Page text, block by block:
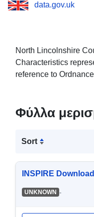
data.gov.uk
North Lincolnshire
Characteristics
reference to
Φύλλα
Sort
INSPIRE
UNKNOWN -